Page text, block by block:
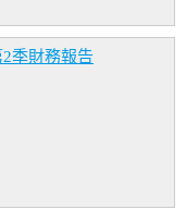
季財務報告